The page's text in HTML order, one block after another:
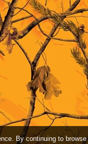
By continuing to